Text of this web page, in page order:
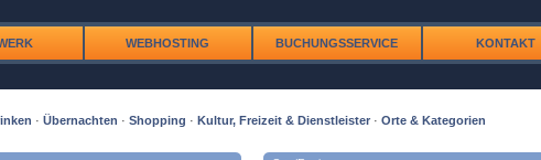
WEBHOSTING BUCHUNGSSERVICE KONTAKT
· Übernachten · Shopping · Kultur, Freizeit & Dienstleister · Orte & Kategorien